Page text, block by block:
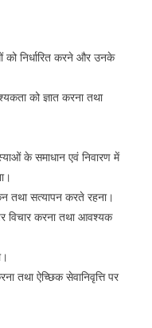
को निर्धारित करने और उनके
को ज्ञात करना तथा
के समाधान एवं निवारण में
तथा सत्यापन करते रहना।
विचार करना तथा आवश्यक
तथा ऐच्छिक सेवानिवृत्ति पर